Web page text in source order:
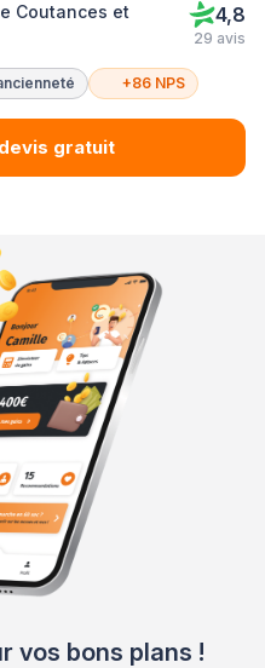
Coutances et
4,8
29 avis
+86 NPS
gratuit
vos bons plans !